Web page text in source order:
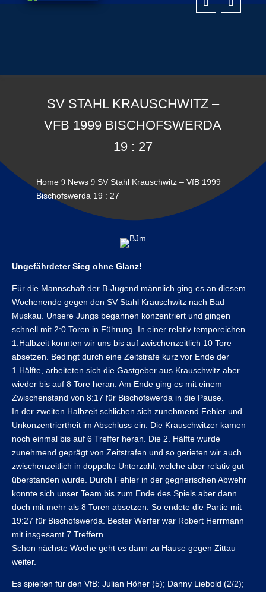
SV STAHL KRAUSCHWITZ –
VFB 1999 BISCHOFSWERDA
19 : 27
Home 9 News 9 SV Stahl Krauschwitz – VfB 1999
Bischofswerda 19 : 27
Ungefährdeter Sieg ohne Glanz!
Für die Mannschaft der B-Jugend männlich ging es an diesem
Wochenende gegen den SV Stahl Krauschwitz nach Bad
Muskau. Unsere Jungs begannen konzentriert und gingen
schnell mit 2:0 Toren in Führung. In einer relativ temporeichen
1.Halbzeit konnten wir uns bis auf zwischenzeitlich 10 Tore
absetzen. Bedingt durch eine Zeitstrafe kurz vor Ende der
1.Hälfte, arbeiteten sich die Gastgeber aus Krauschwitz aber
wieder bis auf 8 Tore heran. Am Ende ging es mit einem
Zwischenstand von 8:17 für Bischofswerda in die Pause.
In der zweiten Halbzeit schlichen sich zunehmend Fehler und
Unkonzentriertheit im Abschluss ein. Die Krauschwitzer kamen
noch einmal bis auf 6 Treffer heran. Die 2. Hälfte wurde
zunehmend geprägt von Zeitstrafen und so gerieten wir auch
zwischenzeitlich in doppelte Unterzahl, welche aber relativ gut
überstanden wurde. Durch Fehler in der gegnerischen Abwehr
konnte sich unser Team bis zum Ende des Spiels aber dann
doch mit mehr als 8 Toren absetzen. So endete die Partie mit
19:27 für Bischofswerda. Bester Werfer war Robert Herrmann
mit insgesamt 7 Treffern.
Schon nächste Woche geht es dann zu Hause gegen Zittau
weiter.
Es spielten für den VfB: Julian Höher (5); Danny Liebold (2/2);